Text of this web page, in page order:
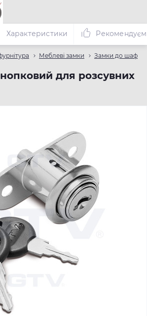
Меблеві замки Замки до шаф
для розсувних
Характеристики